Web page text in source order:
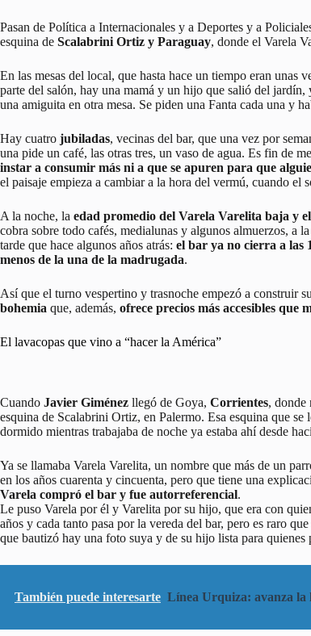
Pasan de Política a Internacionales y a Deportes y a
esquina de Scalabrini Ortiz y Paraguay, donde el Varela
En las mesas del local, que hasta hace un tiempo eran unas
parte del salón, hay una mamá y un hijo que salió del
una amiguita en otra mesa. Se piden una Fanta cada una y
Hay cuatro jubiladas, vecinas del bar, que una vez por
una pide un café, las otras tres, un vaso de agua. Es fin de
instar a consumir más ni a que se apuren para que
el paisaje empieza a cambiar a la hora del vermú, cuando el
A la noche, la edad promedio del Varela Varelita baja y
cobra sobre todo cafés, medialunas y algunos almuerzos, a
tarde que hace algunos años atrás: el bar ya no cierra a las
menos de la una de la madrugada.
Así que el turno vespertino y trasnoche empezó a construir
bohemia que, además, ofrece precios más accesibles que
El lavacopas que vino a “hacer la América”
Cuando Javier Giménez llegó de Goya, Corrientes, donde
esquina de Scalabrini Ortiz, en Palermo. Esa esquina que
dormido mientras trabajaba de noche ya estaba ahí desde
Ya se llamaba Varela Varelita, un nombre que más de un
en los años cuarenta y cincuenta, pero que tiene una
Varela compró el bar y fue autorreferencial.
Le puso Varela por él y Varelita por su hijo, que era con
años y cada tanto pasa por la vereda del bar, pero es raro
que bautizó hay una foto suya y de su hijo lista para
También puede interesarte Línea Urquiza: avanza la